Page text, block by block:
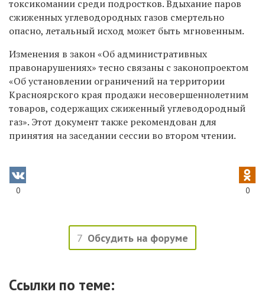
токсикомании среди подростков. Вдыхание паров
сжиженных углеводородных газов смертельно
опасно, летальный исход может быть мгновенным.
Изменения в закон «Об административных
правонарушениях» тесно связаны с законопроектом
«Об установлении ограничений на территории
Красноярского края продажи несовершеннолетним
товаров, содержащих сжиженный углеводородный
газ». Этот документ также рекомендован для
принятия на заседании сессии во втором чтении.
0 0
7 Обсудить на форуме
Ссылки по теме: